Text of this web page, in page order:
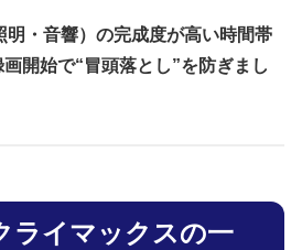
明・音響）の完成度が高い時間帯
開始で“冒頭落とし”を防ぎまし
ライマックスの一